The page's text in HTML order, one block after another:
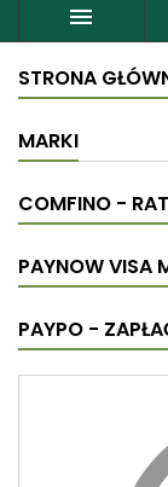

STRONA
MARKI
COMFINO -
PAYNOW VISA
PAYPO -